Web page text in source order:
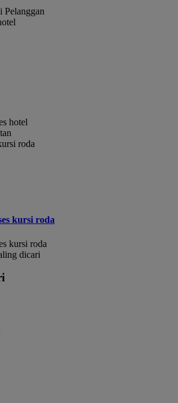
Pelanggan
hotel
roda
kursi roda
kursi roda
dicari